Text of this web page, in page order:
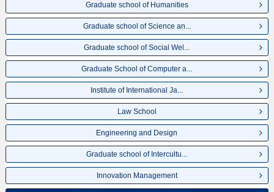
Graduate school of Humanities
Graduate school of Science an...
Graduate school of Social Wel...
Graduate School of Computer a...
Institute of International Ja...
Law School
Engineering and Design
Graduate school of Intercultu...
Innovation Management